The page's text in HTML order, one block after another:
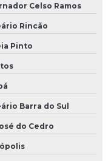
Celso Ramos
Rincão
Pinto
Barra do Sul
do Cedro